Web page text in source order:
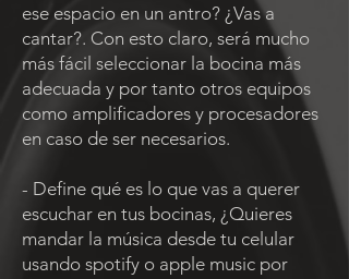
ese espacio en un antro? ¿Vas a
cantar?. Con esto claro, será mucho
más fácil seleccionar la bocina más
adecuada y por tanto otros equipos
como amplificadores y procesadores
en caso de ser necesarios.
- Define qué es lo que vas a querer
escuchar en tus bocinas, ¿Quieres
mandar la música desde tu celular
usando spotify o apple music por